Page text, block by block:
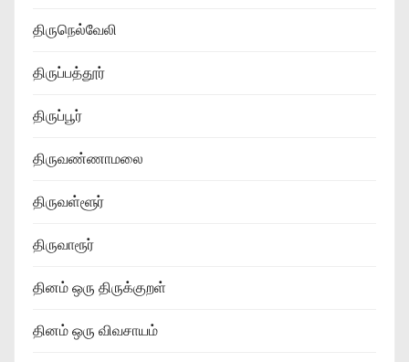
திருநெல்வேலி
திருப்பத்தூர்
திருப்பூர்
திருவண்ணாமலை
திருவள்ளூர்
திருவாரூர்
தினம் ஒரு திருக்குறள்
தினம் ஒரு விவசாயம்